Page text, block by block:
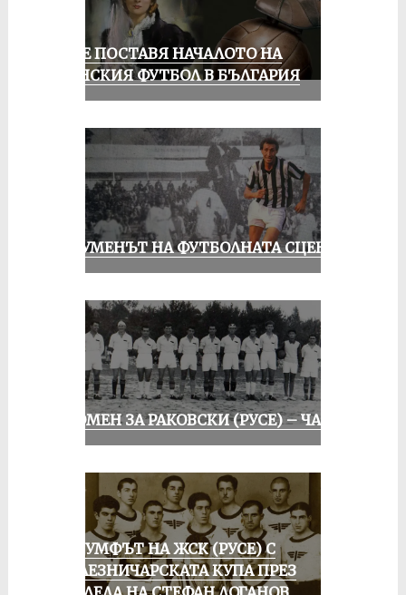
РУСЕ ПОСТАВЯ НАЧАЛОТО НА
ЖЕНСКИЯ ФУТБОЛ В БЪЛГАРИЯ
ШОУМЕНЪТ НА ФУТБОЛНАТА СЦЕНА
СПОМЕН ЗА РАКОВСКИ (РУСЕ) – ЧАСТ I
ТРИУМФЪТ НА ЖСК (РУСЕ) С
ЖЕЛЕЗНИЧАРСКАТА КУПА ПРЕЗ